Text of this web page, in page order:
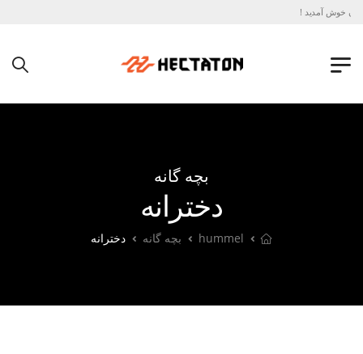
خوش آمدید !
بچه گانه
دخترانه
hummel بچه گانه دخترانه